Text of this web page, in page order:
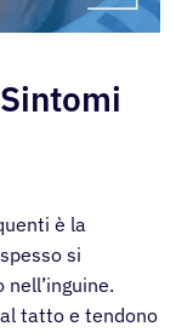
è la
si
tatto e tendono